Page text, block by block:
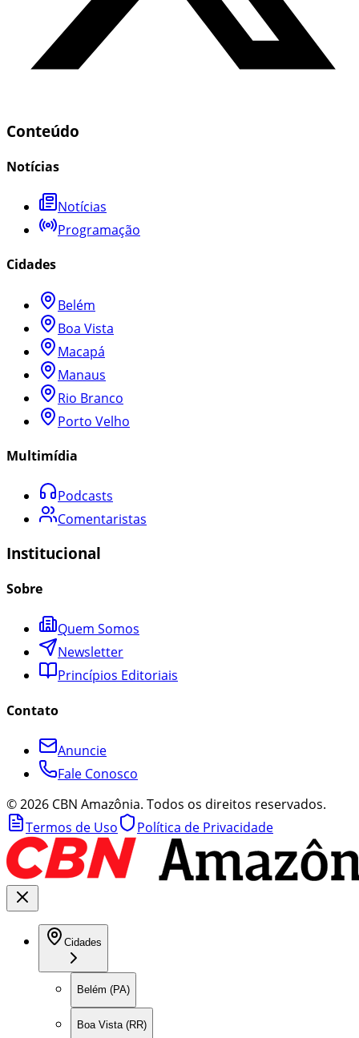
Conteúdo
Notícias
Notícias
Programação
Cidades
Belém
Boa Vista
Macapá
Manaus
Rio Branco
Porto Velho
Multimídia
Podcasts
Comentaristas
Institucional
Sobre
Quem Somos
Newsletter
Princípios Editoriais
Contato
Anuncie
Fale Conosco
©2026 CBN Amazônia. Todos os direitos reservados.
Termos de Uso
Política de Privacidade
Cidades
Belém (PA)
Boa Vista (RR)